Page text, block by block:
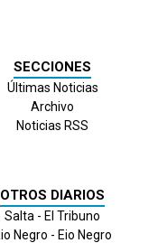
SECCIONES
Últimas Noticias
Archivo
Noticias RSS
OTROS DIARIOS
Salta - El Tribuno
Negro - Eio Negro